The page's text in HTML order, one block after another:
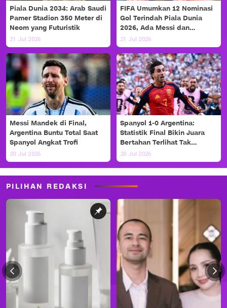
Piala Dunia 2034: Arab Saudi
Pamer Stadion 350 Meter di
Neom yang Futuristik
21 Jul 2026
FIFA Umumkan 12 Nominasi
Gol Terindah Piala Dunia
2026, Ada Messi dan
Haaland!
21 Jul 2026
Messi Mandek di Final,
Argentina Buntu Total Saat
Spanyol Angkat Trofi
20 Jul 2026
Spanyol 1-0 Argentina:
Statistik Final Bikin Juara
Bertahan Terlihat Tak
Berdaya
20 Jul 2026
PILIHAN REDAKSI